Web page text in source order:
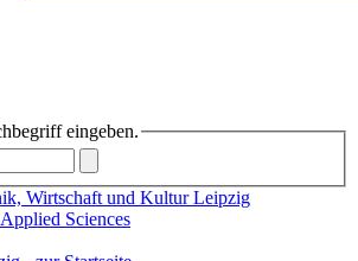
eingeben.
Wirtschaft und Kultur Leipzig
Sciences